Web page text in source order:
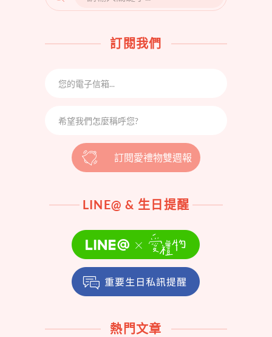
FOR:
訂閱我們
訂閱愛禮物雙週報
LINE@ & 生日提醒
熱門文章